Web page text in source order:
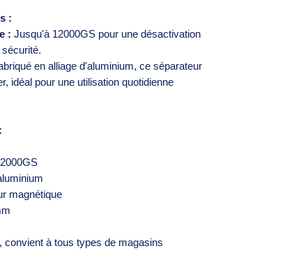
:
: Jusqu'à 12000GS pour une désactivation
en alliage d'aluminium, ce séparateur
idéal pour une utilisation quotidienne
magnétique
convient à tous types de magasins